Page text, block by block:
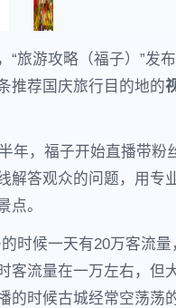
“旅游攻略（福子）”发
推荐国庆旅行目的地的
年，福子开始直播带粉
解答观众的问题，用专
点。
时候一天有20万客流
客流量在一万左右，但
的时候古城经常空荡荡